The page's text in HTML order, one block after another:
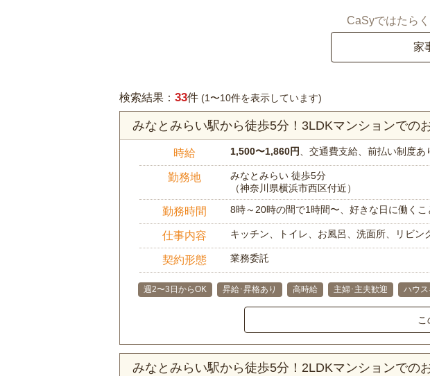
CaSyではたら
家
検索結果： 33件 (1〜10件を表示しています)
みなとみらい駅から徒歩5分！3LDKマンションでの
時給 1,500〜1,860円 、交通費支給、前払い制度あ
勤務地
みなとみらい 徒歩5分
（神奈川県横浜市西区付近）
勤務時間 8時～20時の間で1時間〜、好きな日に働く
仕事内容 キッチン、トイレ、お風呂、洗面所、リビン
契約形態 業務委託
週2〜3日からOK 昇給･昇格あり 高時給 主婦･主夫歓迎 ハウ
みなとみらい駅から徒歩5分！2LDKマンションでの